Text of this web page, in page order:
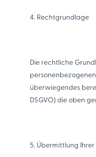
4. Rechtgrundlage
Die rechtliche
überwiegendes
DSGVO) die oben
5. Übermittlung